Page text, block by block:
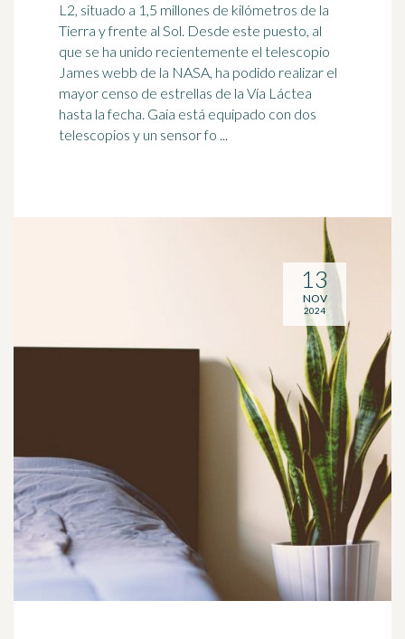
L2, situado a 1,5 millones de kilómetros de la
Tierra y frente al Sol. Desde este puesto, al
que se ha unido recientemente el telescopio
James webb de la NASA, ha podido realizar el
mayor censo de estrellas de la Vía Láctea
hasta la fecha. Gaia está equipado con dos
telescopios y un sensor fo ...
13
NOV
2024